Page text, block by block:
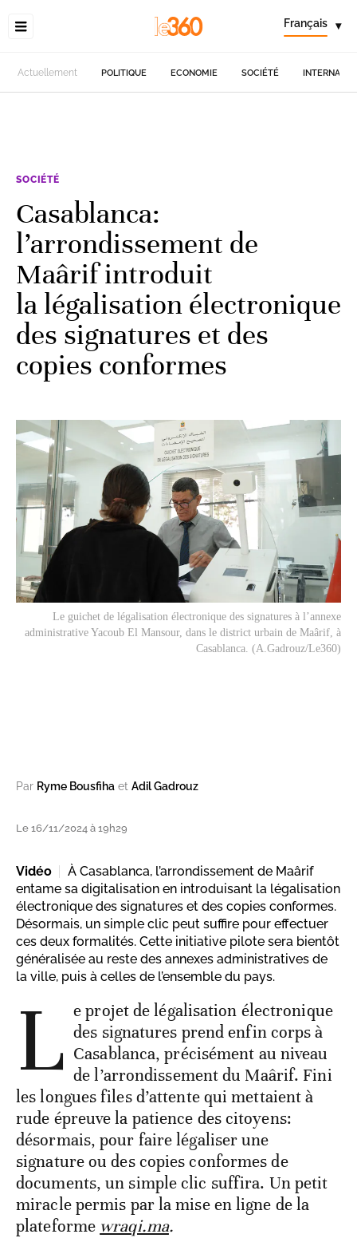
Français ▾
Actuellement POLITIQUE ECONOMIE SOCIÉTÉ
SOCIÉTÉ
Casablanca:
l’arrondissement de
Maârif introduit
la légalisation électronique
des signatures et des
copies conformes
Le guichet de légalisation électronique des signatures à l’annexe
administrative Yacoub El Mansour, dans le district urbain de Maârif, à
Casablanca. (A.Gadrouz/Le360)
Par Ryme Bousfiha et Adil Gadrouz
Le 16/11/2024 à 19h29
Vidéo
À Casablanca, l’arrondissement de Maârif
entame sa digitalisation en introduisant la légalisation
électronique des signatures et des copies conformes.
Désormais, un simple clic peut suffire pour effectuer
ces deux formalités. Cette initiative pilote sera bientôt
généralisée au reste des annexes administratives de
la ville, puis à celles de l’ensemble du pays.
L e projet de légalisation électronique
des signatures prend enfin corps à
Casablanca, précisément au niveau
de l’arrondissement du Maârif. Fini
les longues files d’attente qui mettaient à
rude épreuve la patience des citoyens:
désormais, pour faire légaliser une
signature ou des copies conformes de
documents, un simple clic suffira. Un petit
miracle permis par la mise en ligne de la
plateforme wraqi.ma.